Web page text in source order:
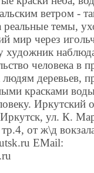
ветром -
реальные темы,
мир через
художник
человека в
деревьев,
красками
Иркутский
ул. К.
от ж\д
EMail: